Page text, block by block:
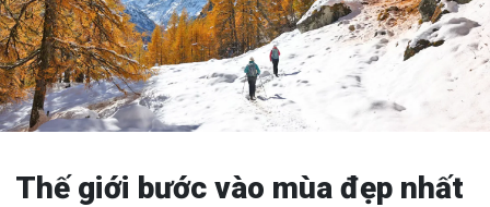
Thế giới bước vào mùa đẹp nhất